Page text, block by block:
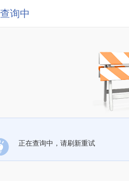
询中
正在查询中，请刷新重试